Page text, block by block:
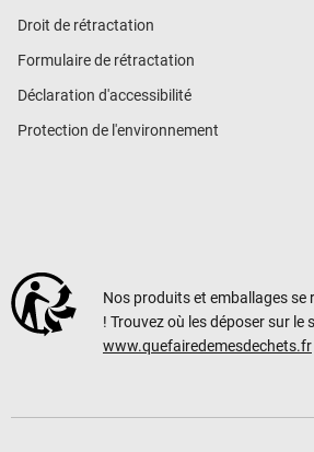
Droit de rétractation
Formulaire de rétractation
Déclaration d'accessibilité
Protection de l'environnement
Nos produits et emballages se
! Trouvez où les déposer sur le
www.quefairedemesdechets.fr